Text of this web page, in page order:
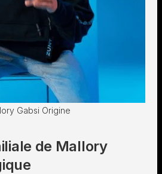
Gabsi Origine
de Mallory